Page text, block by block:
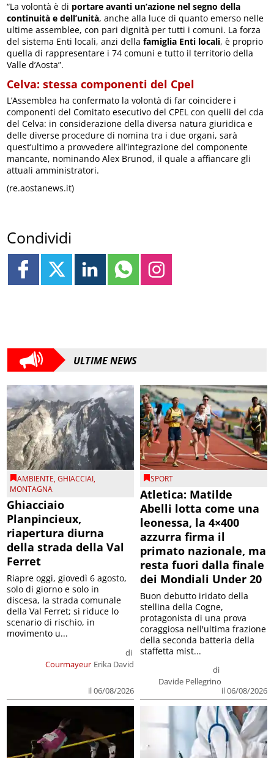
“La volontà è di portare avanti un’azione nel segno della
continuità e dell’unità, anche alla luce di quanto emerso nelle
ultime assemblee, con pari dignità per tutti i comuni. La forza
del sistema Enti locali, anzi dellafamiglia Enti locali, è proprio
quella di rappresentare i 74 comuni e tutto il territorio della
Valle d’Aosta”.
Celva: stessa componenti del Cpel
L’Assemblea ha confermato la volontà di far coincidere i
componenti del Comitato esecutivo del CPEL con quelli del cda
del Celva: in considerazione della diversa natura giuridica e
delle diverse procedure di nomina tra i due organi, sarà
quest’ultimo a provvedere all’integrazione del componente
mancante, nominando Alex Brunod, il quale a affiancare gli
attuali amministratori.
(re.aostanews.it)
Condividi
ULTIME NEWS
AMBIENTE,GHIACCIAI,
MONTAGNA
Ghiacciaio
Planpincieux,
riapertura diurna
della strada della Val
Ferret
Courmayeur
di
Erika David
il 06/08/2026
Riapre oggi, giovedì 6 agosto,
solo di giorno e solo in
discesa, la strada comunale
della Val Ferret; si riduce lo
scenario di rischio, in
movimento u...
SPORT
Atletica: Matilde
Abelli lotta come una
leonessa, la 4×400
azzurra firma il
primato nazionale, ma
resta fuori dalla finale
dei Mondiali Under 20
di
Davide Pellegrino
il 06/08/2026
Buon debutto iridato della
stellina della Cogne,
protagonista di una prova
coraggiosa nell'ultima frazione
della seconda batteria della
staffetta mist...